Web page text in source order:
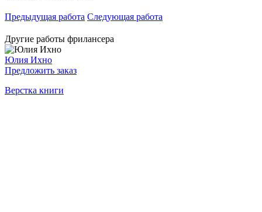
Предыдущая работа Следующая работа
Другие работы фрилансера
Юлия Ихно
Предложить заказ
Верстка книги